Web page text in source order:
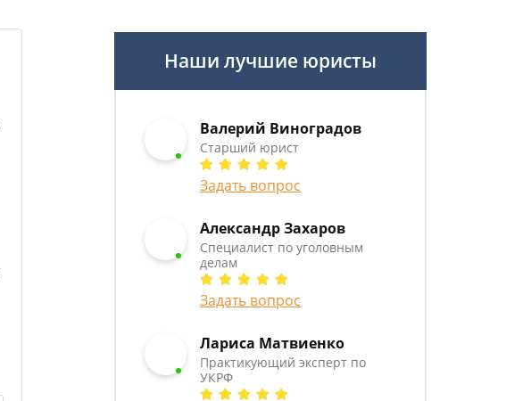
Наши лучшие юристы
Валерий Виноградов
Старший юрист
Задать вопрос
Александр Захаров
Специалист по уголовным
делам
Задать вопрос
Лариса Матвиенко
Практикующий эксперт по
УКРФ